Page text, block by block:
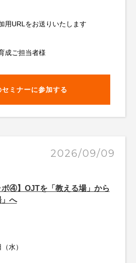
用URLをお送りいたします
成ご担当者様
セミナーに参加する
2026/09/09
ボ④】OJTを「教える場」から
」へ
水）